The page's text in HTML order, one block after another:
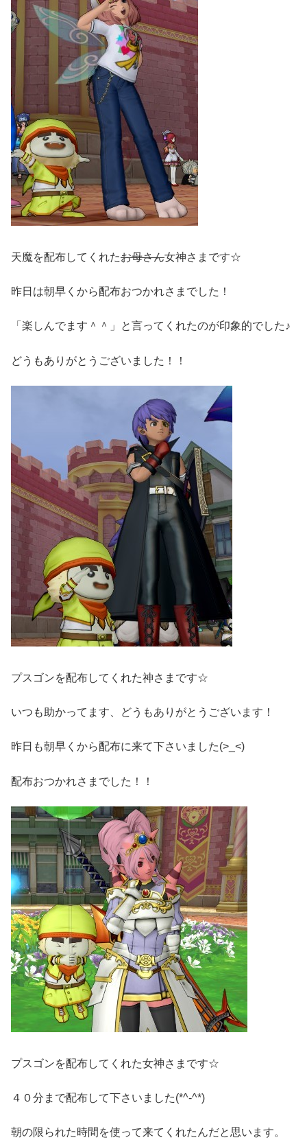
天魔を配布してくれたお母さん女神さまです☆
昨日は朝早くから配布おつかれさまでした！
「楽しんでます＾＾」と言ってくれたのが印象的でした♪
どうもありがとうございました！！
プスゴンを配布してくれた神さまです☆
いつも助かってます、どうもありがとうございます！
昨日も朝早くから配布に来て下さいました(>_<)
配布おつかれさまでした！！
プスゴンを配布してくれた女神さまです☆
４０分まで配布して下さいました(*^-^*)
朝の限られた時間を使って来てくれたんだと思います。